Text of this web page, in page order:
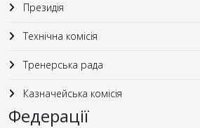
Президія
Технічна комісія
Тренерська рада
Казначейська комісія
Федерації